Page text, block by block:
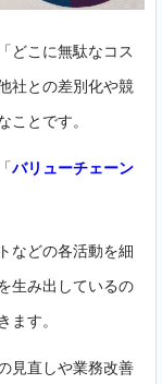
どこに無駄なコス
社との差別化や競
とです。
バリューチェーン
などの各活動を細
生み出しているの
す。
見直しや業務改善